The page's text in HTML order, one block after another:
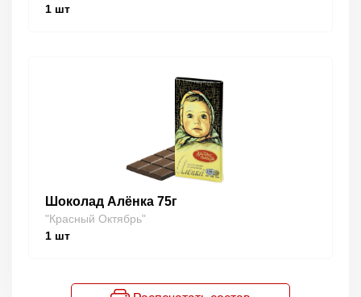
1 шт
Шоколад Алёнка 75г
"Красный Октябрь"
1 шт